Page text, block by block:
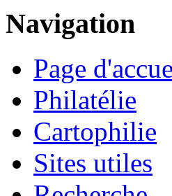
Navigation
Page
Philatélie
Cartophilie
Sites utiles